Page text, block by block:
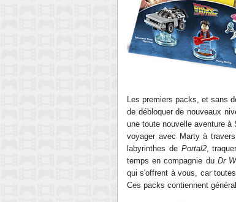
Les premierspacks, et sans
de débloquer de nouveaux
une toute nouvelle aventure
voyager avec Marty à tr
labyrinthes de Portal2,
temps en compagnie du Dr
qui s'offrent à vous, car
Ces packs contiennent